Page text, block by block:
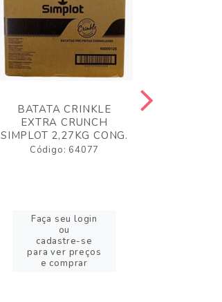
BATATA CRINKLE
EXTRA CRUNCH
SIMPLOT 2,27KG CONG.
Código: 64077
Faça seu login
ou
cadastre-se
para ver preços
e comprar